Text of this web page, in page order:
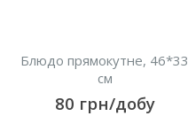
Блюдо прямокутне, 46*33
см
80 грн/добу